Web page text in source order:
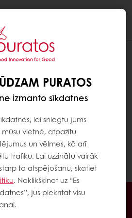
PURATOS
izmanto sīkdatnes
lai sniegtu jums
vietnē, atpazītu
un vēlmes, kā arī
trafiku. Lai uzzinātu vairāk
to atspējošanu, skatiet
. Noklikšķinot uz “Es
jūs piekrītat visu
7
no 100 kg